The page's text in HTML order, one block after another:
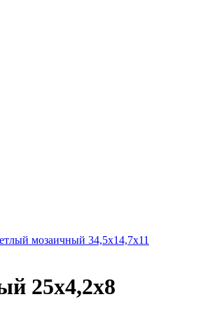
мозаичный 34,5х14,7х11
25х4,2х8